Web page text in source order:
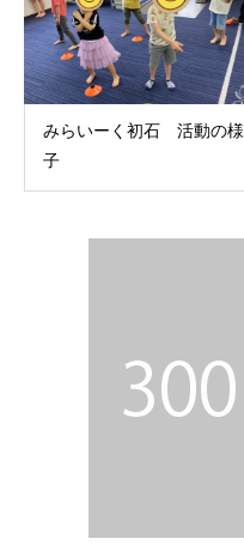
みらいーく初石 活動の様
子